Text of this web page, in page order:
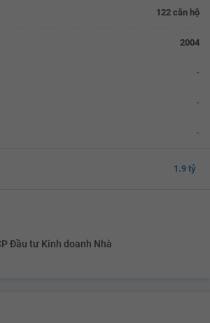
122 căn hộ
2004
-
-
-
1.9 tỷ
Đầu tư Kinh doanh Nhà